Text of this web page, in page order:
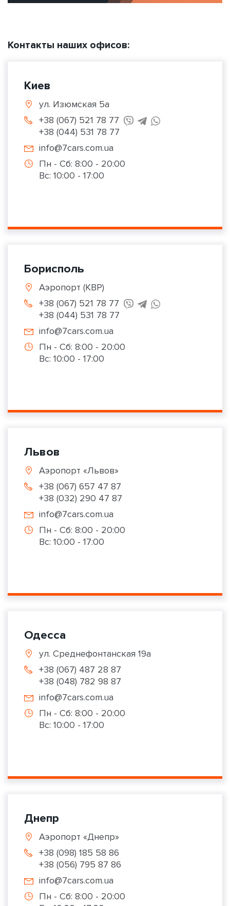
Контакты наших офисов:
Киев
ул. Изюмская 5а
+38 (067) 521 78 77
+38 (044) 531 78 77
info@7cars.com.ua
Пн - Сб: 8:00 - 20:00
Вс: 10:00 - 17:00
Борисполь
Аэропорт (КВР)
+38 (067) 521 78 77
+38 (044) 531 78 77
info@7cars.com.ua
Пн - Сб: 8:00 - 20:00
Вс: 10:00 - 17:00
Львов
Аэропорт «Львов»
+38 (067) 657 47 87
+38 (032) 290 47 87
info@7cars.com.ua
Пн - Сб: 8:00 - 20:00
Вс: 10:00 - 17:00
Одесса
ул. Среднефонтанская 19а
+38 (067) 487 28 87
+38 (048) 782 98 87
info@7cars.com.ua
Пн - Сб: 8:00 - 20:00
Вс: 10:00 - 17:00
Днепр
Аэропорт «Днепр»
+38 (098) 185 58 86
+38 (056) 795 87 86
info@7cars.com.ua
Пн - Сб: 8:00 - 20:00